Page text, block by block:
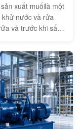
xuất muốilà một
nước và rửa
và trước khi sấy
không, muối